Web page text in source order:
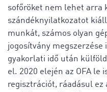
sofőröket nem lehet arra
szándéknyilatkozatot
munkát, számos olyan
jogosítvány
gyakorlati idő után
el. 2020 elején az OFA
regisztrációt, ráadásul ez